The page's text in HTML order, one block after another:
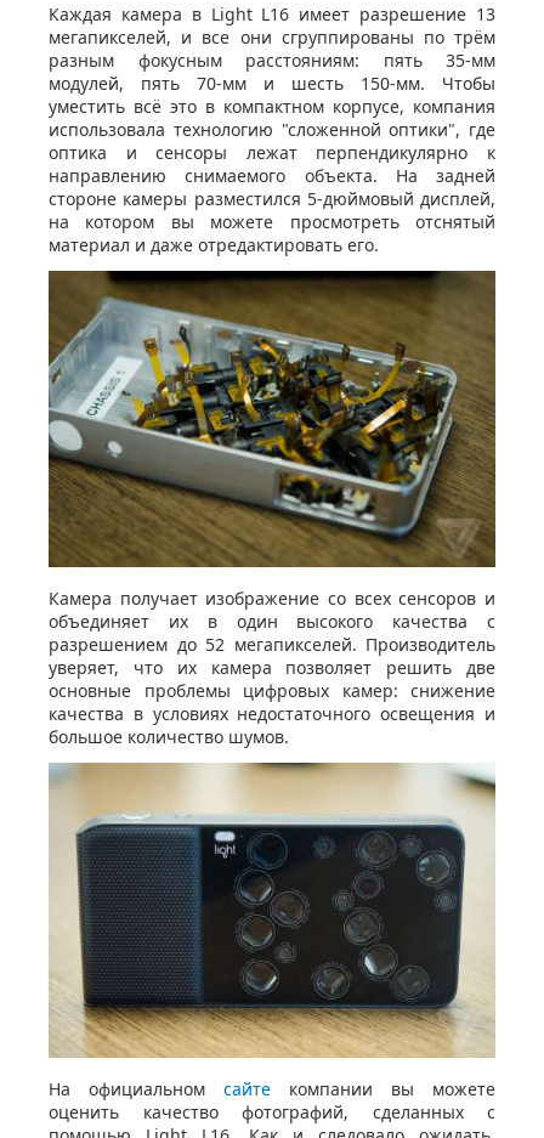
Каждая камера в Light L16 имеет разрешение 13
мегапикселей, и все они сгруппированы по трём
разным фокусным расстояниям: пять 35-мм
модулей, пять 70-мм и шесть 150-мм. Чтобы
уместить всё это в компактном корпусе, компания
использовала технологию "сложенной оптики", где
оптика и сенсоры лежат перпендикулярно к
направлению снимаемого объекта. На задней
стороне камеры разместился 5-дюймовый дисплей,
на котором вы можете просмотреть отснятый
материал и даже отредактировать его.
Камера получает изображение со всех сенсоров и
объединяет их в один высокого качества с
разрешением до 52 мегапикселей. Производитель
уверяет, что их камера позволяет решить две
основные проблемы цифровых камер: снижение
качества в условиях недостаточного освещения и
большое количество шумов.
На официальном сайте компании вы можете
оценить качество фотографий, сделанных с